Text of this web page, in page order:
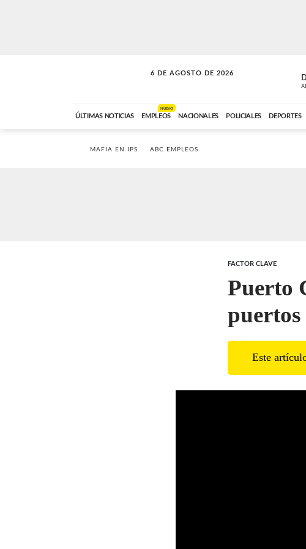
6 DE AGOSTO DE 2026
SOLO MÚSICA
ÚLTIMAS NOTICIAS EMPLEOS
NUEVO
NACIONALES POLICIALES DEPORTES
MAFIA EN IPS ABC EMPLEOS
FACTOR CLAVE
Puerto
Este